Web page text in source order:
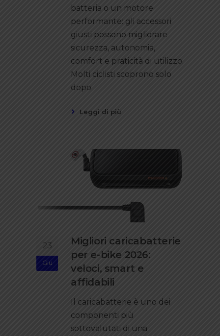
batteria o un motore
performante: gli accessori
giusti possono migliorare
sicurezza, autonomia,
comfort e praticità di utilizzo.
Molti ciclisti scoprono solo
dopo
Leggi di più
23
Giu
Migliori caricabatterie
per e-bike 2026:
veloci, smart e
affidabili
Il caricabatterie è uno dei
componenti più
sottovalutati di una